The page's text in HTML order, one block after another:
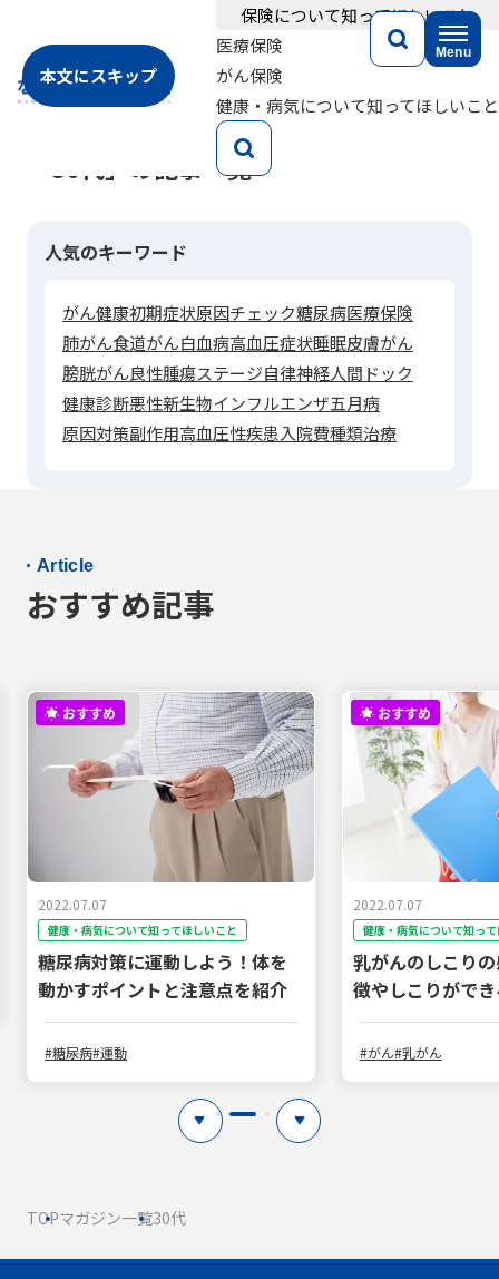
本文にスキップ
保険について知ってほしいこと
医療保険
がん保険
健康・病気について知ってほしいこと
Menu
「30代」の記事一覧
人気のキーワード
がん健康初期症状原因チェック糖尿病医療保険
肺がん食道がん白血病高血圧症状睡眠皮膚がん
膀胱がん良性腫瘍ステージ自律神経人間ドック
健康診断悪性新生物インフルエンザ五月病
原因対策副作用高血圧性疾患入院費種類治療
転移
Article
おすすめ記事
おすすめ
2022.07.07
健康・病気について知ってほしいこと
糖尿病対策に運動しよう！体を
動かすポイントと注意点を紹介
#糖尿病#運動
おすすめ
2022.07.07
健康・病気について知っ
乳がんのしこり
徴やしこりがで
ついて
#がん#乳がん
TOPマガジン一覧30代